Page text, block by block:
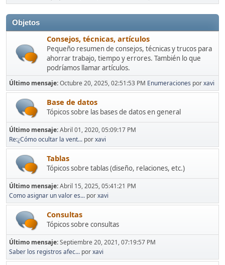
Objetos
Consejos, técnicas, artículos
Pequeño resumen de consejos, técnicas y trucos para
ahorrar trabajo, tiempo y errores. También lo que
podríamos llamar artículos.
Último mensaje:Octubre 20, 2025, 02:51:53 PM Enumeraciones porxavi
Base de datos
Tópicos sobre las bases de datos en general
Último mensaje:Abril 01, 2020, 05:09:17 PM
Re:¿Cómo ocultar la vent... porxavi
Tablas
Tópicos sobre tablas (diseño, relaciones, etc.)
Último mensaje:Abril 15, 2025, 05:41:21 PM
Como asignar un valor es... porxavi
Consultas
Tópicos sobre consultas
Último mensaje:Septiembre 20, 2021, 07:19:57 PM
Saber los registros afec... porxavi